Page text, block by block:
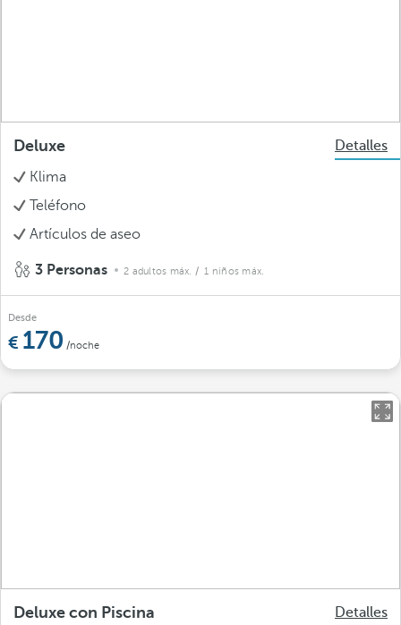
Deluxe
Detalles
Klima
Teléfono
Artículos de aseo
3 Personas 2 adultos máx. / 1 niños máx.
Desde
170 /noche
Deluxe con Piscina
Detalles